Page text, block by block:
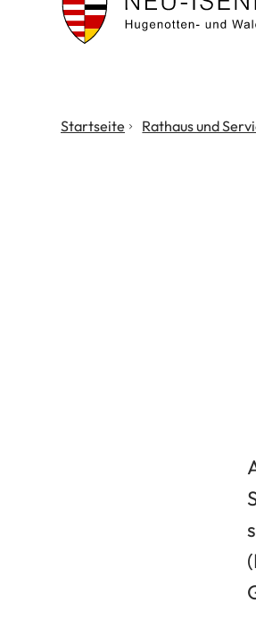
Isenburg
Startseite Rathaus und